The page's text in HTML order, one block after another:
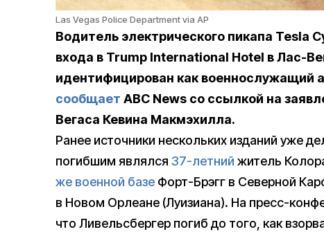
Las Vegas Police Department via AP
Водитель электрического пикапа Tesla
входа в Trump International Hotel в Лас-
идентифицирован как военнослужащий
сообщает ABC News со ссылкой на
Вегаса Кевина Макмэхилла.
Ранее источники нескольких изданий уже
погибшим являлся 37-летний житель
же военной базе Форт-Брэгг в Северной
в Новом Орлеане (Луизиана). На пресс-
что Ливельсбергер погиб до того, как